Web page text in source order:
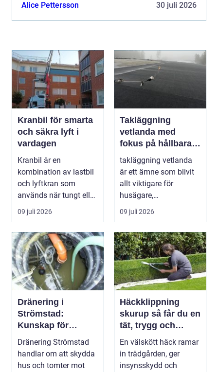
Alice Pettersson
30 juli 2026
Kranbil för smarta
och säkra lyft i
vardagen
Kranbil är en
kombination av lastbil
och lyftkran som
används när tungt eller
skrymma...
09 juli 2026
Takläggning
vetlanda med
fokus på hållbara
tak och trygga hus
takläggning vetlanda
är ett ämne som blivit
allt viktigare för
husägare,
bostadsrättsföreningar
09 juli 2026
Dränering i
Strömstad:
Kunskap för
tryggare
husgrunder
Dränering Strömstad
handlar om att skydda
hus och tomter mot
Häckklippning
skurup så får du en
tät, trygg och
snygg häck året
runt
En välskött häck ramar
in trädgården, ger
insynsskydd och